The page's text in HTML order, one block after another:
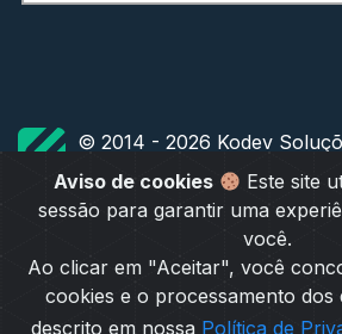
Aviso de cookies
Este site
sessão para garantir uma
você.
Ao clicar em "Aceitar", você
cookies e o processamento dos
descrito em nossa Política de
© 2014 - 2026 Kodev